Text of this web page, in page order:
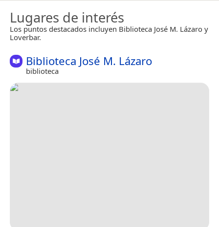
Lugares de interés
Los puntos destacados incluyen Biblioteca José M. Lázaro y
Loverbar.
Biblioteca José M. Lázaro
biblioteca